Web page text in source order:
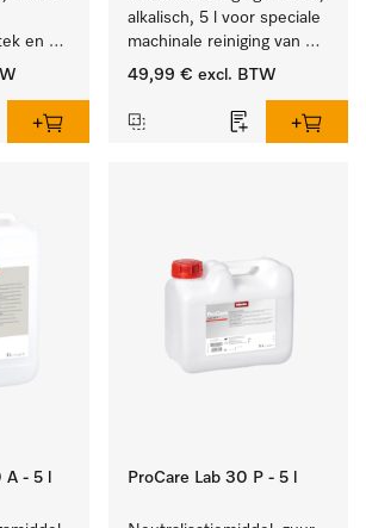
en
alkalisch, 5 l voor speciale
machinale reiniging van
laboratoriumglaswerk en -
49,99 € excl. BTW
- 5 l ProCare Lab 30 P - 5 l